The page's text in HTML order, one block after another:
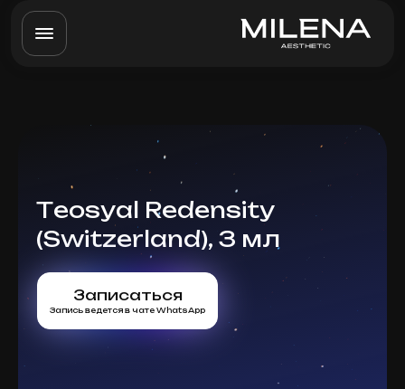
Teosyal Redensity
(Switzerland), 3 мл
Записаться
Запись ведется в чате WhatsApp